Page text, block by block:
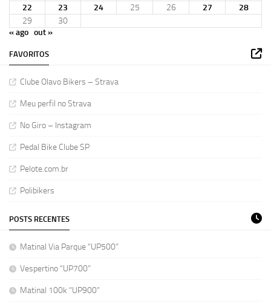
22
23 24 25 26 27
28
29
30
« ago out »
FAVORITOS
Clube Olavo Bikers – Strava
Meu perfil no Strava
No Giro – Instagram
Pedal Bike Clube SP
Pelote.com.br
Polibikers
POSTS RECENTES
Matinal Via Parque “UP500”
Vespertino “UP700”
Matinal 100k “UP900”